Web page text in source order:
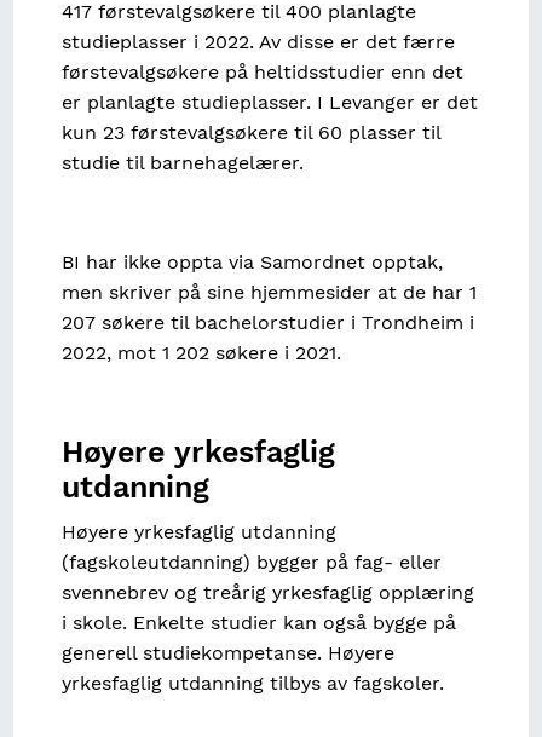
417 førstevalgsøkere til 400 planlagte
studieplasser i 2022. Av disse er det færre
førstevalgsøkere på heltidsstudier enn det
er planlagte studieplasser. I Levanger er det
kun 23 førstevalgsøkere til 60 plasser til
studie til barnehagelærer.
BI har ikke oppta via Samordnet opptak,
men skriver på sine hjemmesider at de har 1
207 søkere til bachelorstudier i Trondheim i
2022, mot 1 202 søkere i 2021.
Høyere yrkesfaglig
utdanning
Høyere yrkesfaglig utdanning
(fagskoleutdanning) bygger på fag- eller
svennebrev og treårig yrkesfaglig opplæring
i skole. Enkelte studier kan også bygge på
generell studiekompetanse. Høyere
yrkesfaglig utdanning tilbys av fagskoler.